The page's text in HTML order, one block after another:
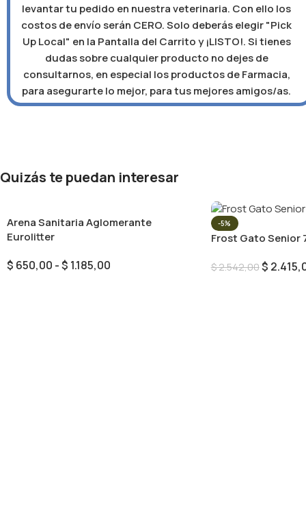
levantar tu pedido en nuestra veterinaria. Con ello los
costos de envío serán CERO. Solo deberás elegir "Pick
Up Local" en la Pantalla del Carrito y ¡LISTO!. Si tienes
dudas sobre cualquier producto no dejes de
consultarnos, en especial los productos de Farmacia,
para asegurarte lo mejor, para tus mejores amigos/as.
Quizás te puedan interesar
Arena Sanitaria Aglomerante
Eurolitter
$ 650,00 -$ 1.185,00
-5%
Frost Gato Senior
$2.542,00$